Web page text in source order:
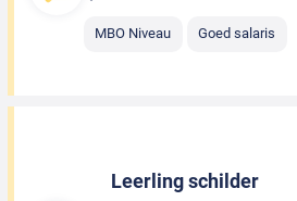
MBO Niveau Goed salaris
Leerling schilder